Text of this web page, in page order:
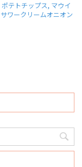
ポテトチップス, マウイ
サワークリームオニオン